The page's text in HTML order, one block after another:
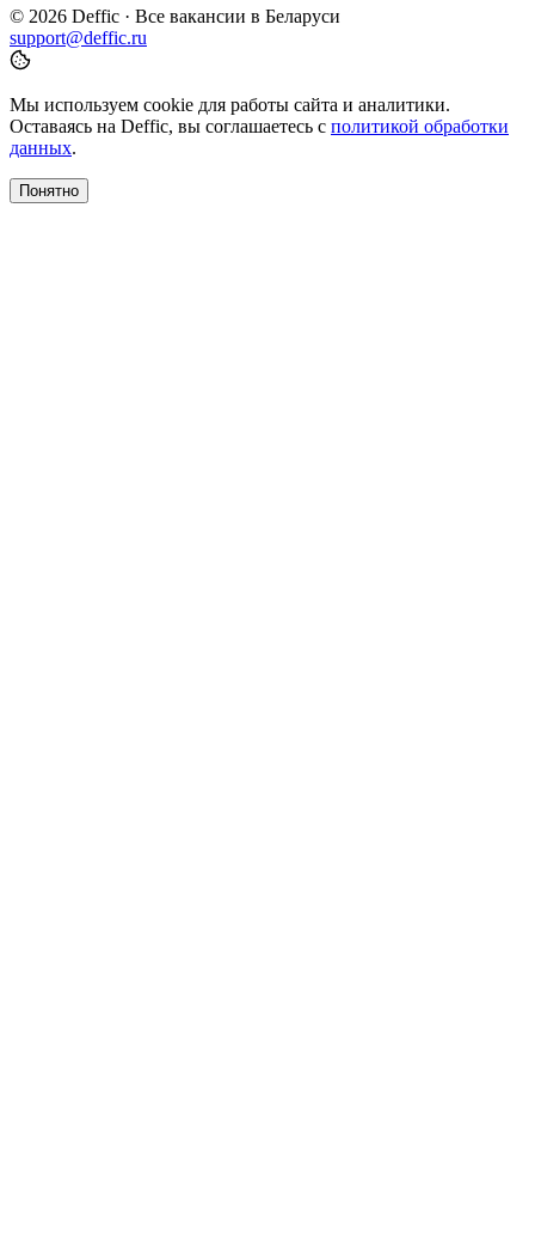
© 2026 Deffic · Все вакансии в Беларуси
support@deffic.ru
Мы используем cookie для работы сайта и аналитики.
Оставаясь на Deffic, вы соглашаетесь с политикой обработки
данных.
Понятно